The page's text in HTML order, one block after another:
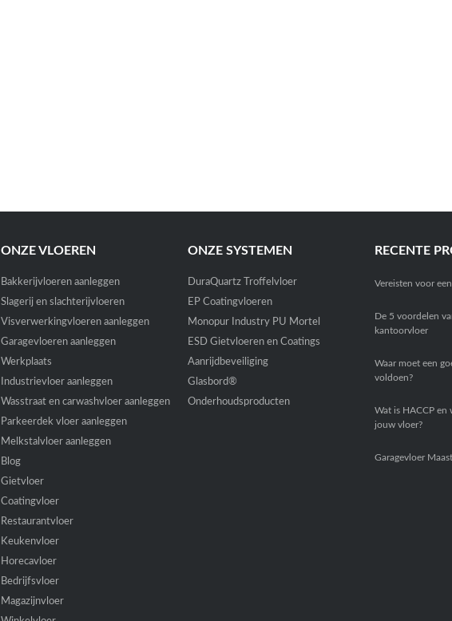
ONZE VLOEREN
Bakkerijvloeren aanleggen
Slagerij en slachterijvloeren
Visverwerkingvloeren aanleggen
Garagevloeren aanleggen
Werkplaats
Industrievloer aanleggen
Wasstraat en carwashvloer aanleggen
Parkeerdek vloer aanleggen
Melkstalvloer aanleggen
Blog
Gietvloer
Coatingvloer
Restaurantvloer
Keukenvloer
Horecavloer
Bedrijfsvloer
Magazijnvloer
ONZE SYSTEMEN
DuraQuartz Troffelvloer
EP Coatingvloeren
Monopur Industry PU Mortel
ESD Gietvloeren en Coatings
Aanrijdbeveiliging
Glasbord®
Onderhoudsproducten
RECENTE
Vereisten voor
De 5 voordelen
kantoorvloer
Waar moet een
voldoen?
Wat is HACCP en
jouw vloer?
Garagevloer